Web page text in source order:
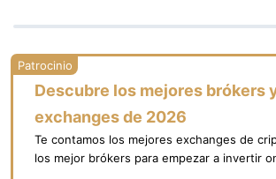
Descubre los mejores brókers
exchanges de 2026
Te contamos los mejores exchanges de
los mejor brókers para empezar a invertir